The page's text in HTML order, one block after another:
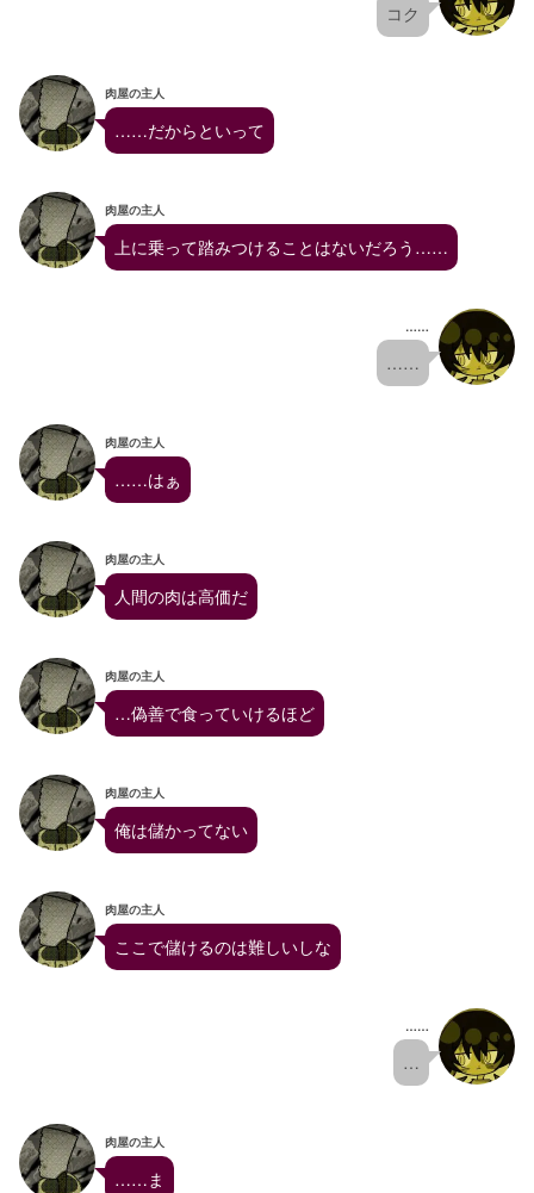
コク
肉屋の主人
……だからといって
肉屋の主人
上に乗って踏みつけることはないだろう……
……
……
肉屋の主人
……はぁ
肉屋の主人
人間の肉は高価だ
肉屋の主人
…偽善で食っていけるほど
肉屋の主人
俺は儲かってない
肉屋の主人
ここで儲けるのは難しいしな
……
…
肉屋の主人
……ま